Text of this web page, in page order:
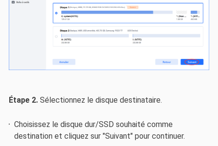
Étape 2. Sélectionnez le disque destinataire.
Choisissez le disque dur/SSD souhaité comme
destination et cliquez sur "Suivant" pour continuer.